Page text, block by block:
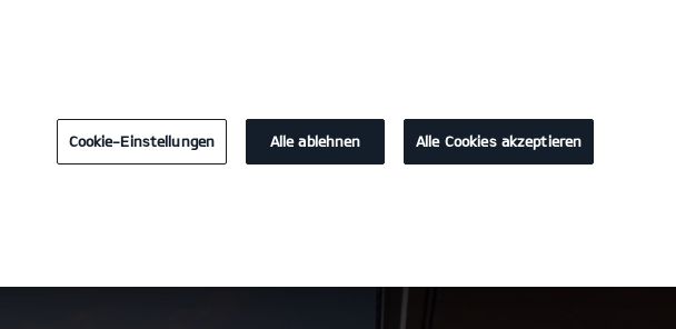
Probefahrt Konfigurator
Cookie-Einstellungen Alle ablehnen Alle Cookies akzeptieren